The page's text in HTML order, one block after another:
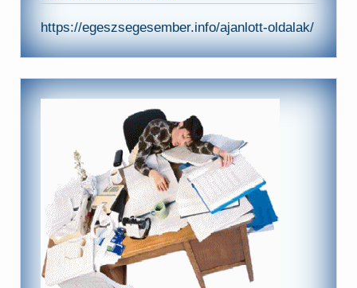
https://egeszsegesember.info/ajanlott-oldalak/